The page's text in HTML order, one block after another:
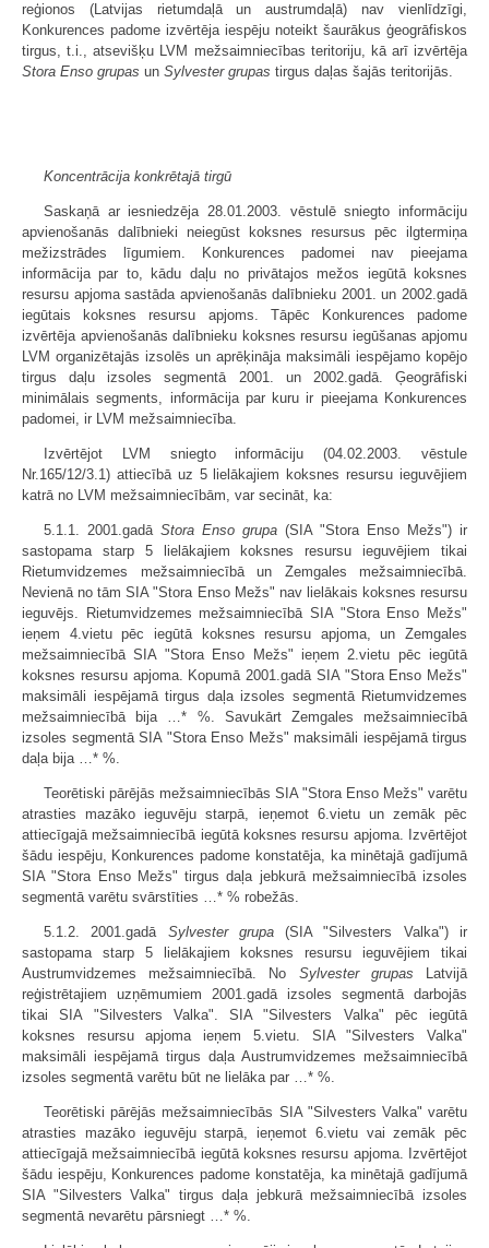
reģionos (Latvijas rietumdaļā un austrumdaļā) nav vienlīdzīgi,
Konkurences padome izvērtēja iespēju noteikt šaurākus ģeogrāfiskos
tirgus, t.i., atsevišķu LVM mežsaimniecības teritoriju, kā arī izvērtēja
Stora Enso grupas un Sylvester grupas tirgus daļas šajās teritorijās.
Koncentrācija konkrētajā tirgū
Saskaņā ar iesniedzēja 28.01.2003. vēstulē sniegto informāciju
apvienošanās dalībnieki neiegūst koksnes resursus pēc ilgtermiņa
mežizstrādes līgumiem. Konkurences padomei nav pieejama
informācija par to, kādu daļu no privātajos mežos iegūtā koksnes
resursu apjoma sastāda apvienošanās dalībnieku 2001. un 2002.gadā
iegūtais koksnes resursu apjoms. Tāpēc Konkurences padome
izvērtēja apvienošanās dalībnieku koksnes resursu iegūšanas apjomu
LVM organizētajās izsolēs un aprēķināja maksimāli iespējamo kopējo
tirgus daļu izsoles segmentā 2001. un 2002.gadā. Ģeogrāfiski
minimālais segments, informācija par kuru ir pieejama Konkurences
padomei, ir LVM mežsaimniecība.
Izvērtējot LVM sniegto informāciju (04.02.2003. vēstule
Nr.165/12/3.1) attiecībā uz 5 lielākajiem koksnes resursu ieguvējiem
katrā no LVM mežsaimniecībām, var secināt, ka:
5.1.1. 2001.gadā Stora Enso grupa (SIA "Stora Enso Mežs") ir
sastopama starp 5 lielākajiem koksnes resursu ieguvējiem tikai
Rietumvidzemes mežsaimniecībā un Zemgales mežsaimniecībā.
Nevienā no tām SIA "Stora Enso Mežs" nav lielākais koksnes resursu
ieguvējs. Rietumvidzemes mežsaimniecībā SIA "Stora Enso Mežs"
ieņem 4.vietu pēc iegūtā koksnes resursu apjoma, un Zemgales
mežsaimniecībā SIA "Stora Enso Mežs" ieņem 2.vietu pēc iegūtā
koksnes resursu apjoma. Kopumā 2001.gadā SIA "Stora Enso Mežs"
maksimāli iespējamā tirgus daļa izsoles segmentā Rietumvidzemes
mežsaimniecībā bija …* %. Savukārt Zemgales mežsaimniecībā
izsoles segmentā SIA "Stora Enso Mežs" maksimāli iespējamā tirgus
daļa bija …* %.
Teorētiski pārējās mežsaimniecībās SIA "Stora Enso Mežs" varētu
atrasties mazāko ieguvēju starpā, ieņemot 6.vietu un zemāk pēc
attiecīgajā mežsaimniecībā iegūtā koksnes resursu apjoma. Izvērtējot
šādu iespēju, Konkurences padome konstatēja, ka minētajā gadījumā
SIA "Stora Enso Mežs" tirgus daļa jebkurā mežsaimniecībā izsoles
segmentā varētu svārstīties …* % robežās.
5.1.2. 2001.gadā Sylvester grupa(SIA "Silvesters Valka") ir
sastopama starp 5 lielākajiem koksnes resursu ieguvējiem tikai
Austrumvidzemes mežsaimniecībā. No Sylvester grupas Latvijā
reģistrētajiem uzņēmumiem 2001.gadā izsoles segmentā darbojās
tikai SIA "Silvesters Valka". SIA "Silvesters Valka" pēc iegūtā
koksnes resursu apjoma ieņem 5.vietu. SIA "Silvesters Valka"
maksimāli iespējamā tirgus daļa Austrumvidzemes mežsaimniecībā
izsoles segmentā varētu būt ne lielāka par …* %.
Teorētiski pārējās mežsaimniecībās SIA "Silvesters Valka" varētu
atrasties mazāko ieguvēju starpā, ieņemot 6.vietu vai zemāk pēc
attiecīgajā mežsaimniecībā iegūtā koksnes resursu apjoma. Izvērtējot
šādu iespēju, Konkurences padome konstatēja, ka minētajā gadījumā
SIA "Silvesters Valka" tirgus daļa jebkurā mežsaimniecībā izsoles
segmentā nevarētu pārsniegt …* %.